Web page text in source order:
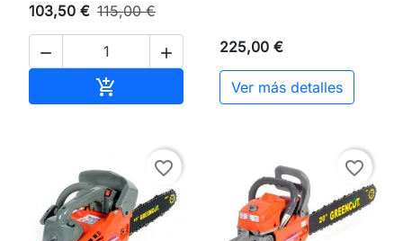
103,50 € 115,00 €
 

225,00 €
Ver más detalles
favorite_border favorite_border